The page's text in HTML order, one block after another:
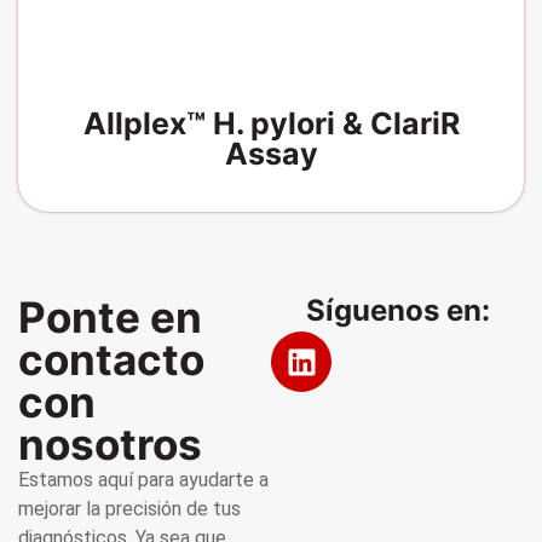
Allplex™ H. pylori & ClariR
Assay
Ponte en
contacto
con
nosotros
Estamos aquí para ayudarte a
mejorar la precisión de tus
Síguenos en: